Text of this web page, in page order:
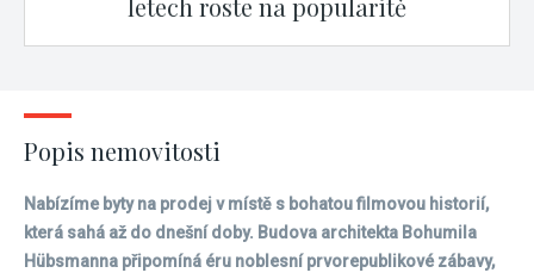
letech roste na popularitě
Popis nemovitosti
Nabízíme byty na prodej v místě s bohatou filmovou historií,
která sahá až do dnešní doby. Budova architekta Bohumila
Hübsmanna připomíná éru noblesní prvorepublikové zábavy,